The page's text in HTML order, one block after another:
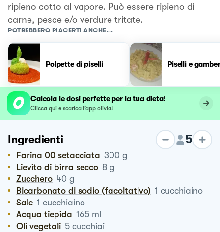
ripieno cotto al vapore. Può essere ripieno di
carne, pesce e/o verdure tritate.
POTREBBERO PIACERTI ANCHE...
Polpette di piselli Piselli e
Calcola le dosi perfette per la tua dieta!
Clicca qui e scarica l’app olivia!
Ingredienti 5
Farina 00 setacciata 300 g
Lievito di birra secco 8 g
Zucchero 40 g
Bicarbonato di sodio (facoltativo) 1 cucchiaino
Sale 1 cucchiaino
Acqua tiepida 165 ml
Oli vegetali 5 cucchiai